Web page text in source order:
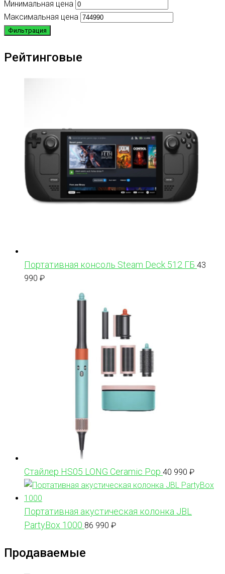
Минимальная цена
Максимальная цена
Фильтрация
Рейтинговые
Портативная консоль Steam Deck 512 ГБ 43
990 ₽
Стайлер HS05 LONG Ceramic Pop 40 990 ₽
Портативная акустическая колонка JBL
PartyBox 1000 86 990 ₽
Продаваемые